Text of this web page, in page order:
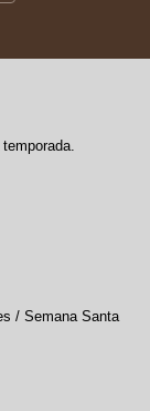
/ Semana Santa